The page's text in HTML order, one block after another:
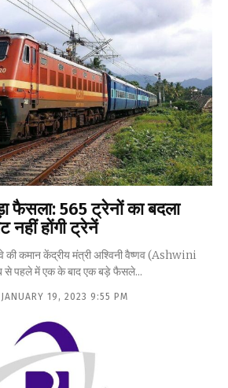
फैसला: 565 ट्रेनों का बदला
होंगी ट्रेनें
कमान केंद्रीय मंत्री अश्विनी वैष्णव (Ashwini
पहले में एक के बाद एक बड़े फैसले...
JANUARY 19, 2023 9:55 PM